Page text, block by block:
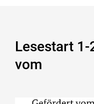
Lesestart
vom